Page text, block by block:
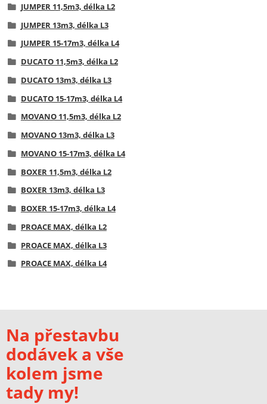
JUMPER 11,5m3, délka L2
JUMPER 13m3, délka L3
JUMPER 15-17m3, délka L4
DUCATO 11,5m3, délka L2
DUCATO 13m3, délka L3
DUCATO 15-17m3, délka L4
MOVANO 11,5m3, délka L2
MOVANO 13m3, délka L3
MOVANO 15-17m3, délka L4
BOXER 11,5m3, délka L2
BOXER 13m3, délka L3
BOXER 15-17m3, délka L4
PROACE MAX, délka L2
PROACE MAX, délka L3
PROACE MAX, délka L4
Na přestavbu
dodávek a vše
kolem jsme
tady my!